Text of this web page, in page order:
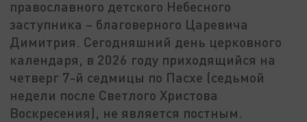
православного детского Небесного
заступника – благоверного Царевича
Димитрия. Сегодняшний день церковного
календаря, в 2026 году приходящийся на
четверг 7-й седмицы по Пасхе (седьмой
недели после Светлого Христова
Воскресения), не является постным.